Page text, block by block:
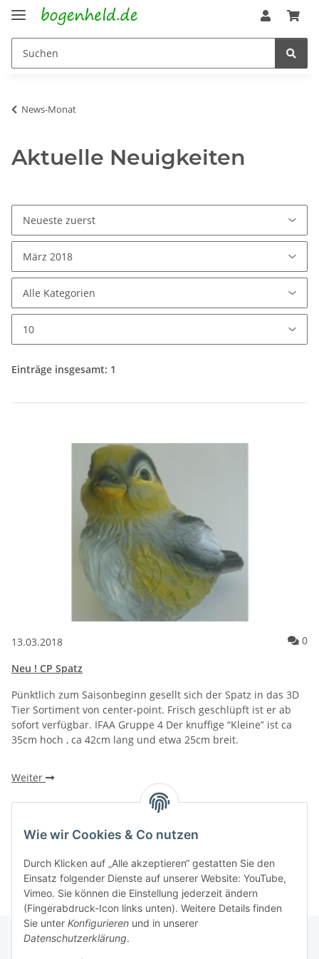
Wie wir Cookies & Co nutzen
Durch Klicken auf „Alle akzeptieren“ gestatten Sie den
Einsatz folgender Dienste auf unserer Website: YouTube,
Vimeo. Sie können die Einstellung jederzeit ändern
(Fingerabdruck-Icon links unten). Weitere Details finden
Sie unter Konfigurieren und in unserer
Datenschutzerklärung.
News-Monat
Aktuelle Neuigkeiten
Einträge insgesamt: 1
13.03.2018 0
Neu ! CP Spatz
Pünktlich zum Saisonbeginn gesellt sich der Spatz in das 3D
Tier Sortiment von center-point. Frisch geschlüpft ist er ab
sofort verfügbar. IFAA Gruppe 4 Der knuffige “Kleine” ist ca
35cm hoch , ca 42cm lang und etwa 25cm breit.
Weiter
Einträge insgesamt: 1